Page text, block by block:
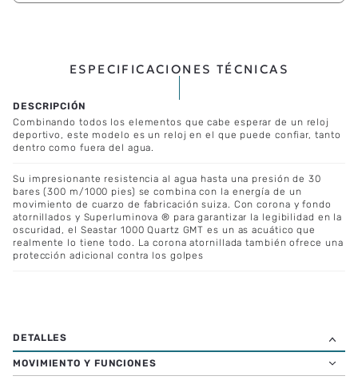
ESPECIFICACIONES TÉCNICAS
Combinando todos los elementos que cabe esperar de un reloj
deportivo, este modelo es un reloj en el que puede confiar, tanto
dentro como fuera del agua.
Su impresionante resistencia al agua hasta una presión de 30
bares (300 m/1000 pies) se combina con la energía de un
movimiento de cuarzo de fabricación suiza. Con corona y fondo
atornillados y Superluminova ® para garantizar la legibilidad en la
oscuridad, el Seastar 1000 Quartz GMT es un as acuático que
realmente lo tiene todo. La corona atornillada también ofrece una
protección adicional contra los golpes
MOVIMIENTO Y FUNCIONES